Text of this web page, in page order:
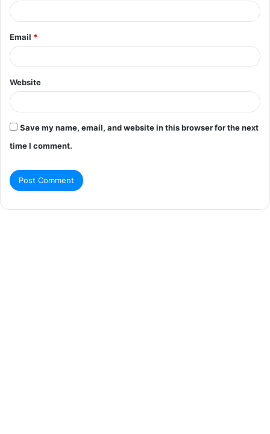
Email *
Website
Save my name, email, and website in this browser for the next
time I comment.